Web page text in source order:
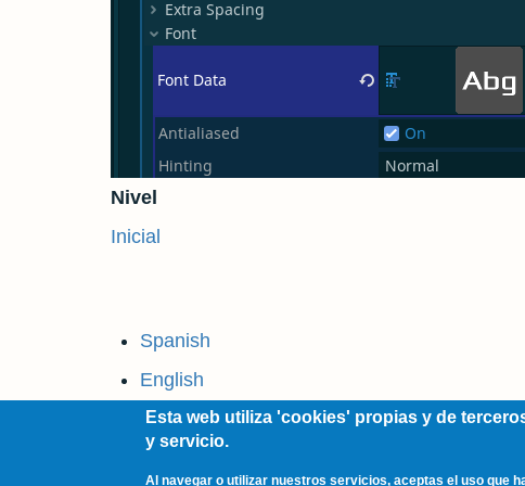
Nivel
Inicial
Spanish
English
Esta web utiliza 'cookies' propias y de
y servicio.
Al navegar o utilizar nuestros servicios, aceptas el uso que